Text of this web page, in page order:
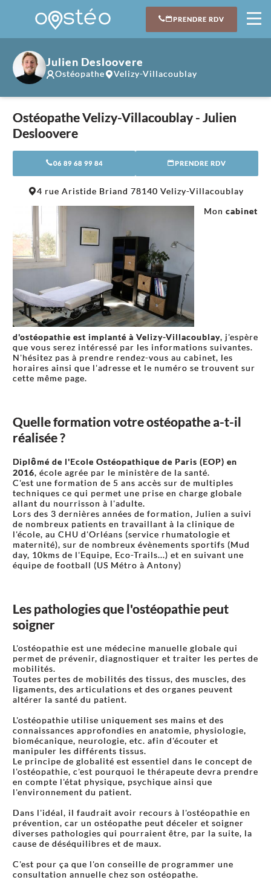
PRENDRE RDV
Julien Desloovere
Ostéopathe Velizy-Villacoublay
Ostéopathe Velizy-Villacoublay - Julien
Desloovere
06 89 68 99 84 PRENDRE RDV
−
4 rue Aristide Briand 78140 Velizy-Villacoublay
Mon cabinet
d'ostéopathie est implanté à Velizy-Villacoublay, j'espère
que vous serez intéressé par les informations suivantes.
N'hésitez pas à prendre rendez-vous au cabinet, les
horaires ainsi que l'adresse et le numéro se trouvent sur
cette même page.
Quelle formation votre ostéopathe a-t-il
réalisée ?
Diplômé de l'Ecole Ostéopathique de Paris (EOP) en
2016, école agrée par le ministère de la santé.
C'est une formation de 5 ans accès sur de multiples
techniques ce qui permet une prise en charge globale
allant du nourrisson à l'adulte.
Lors des 3 dernières années de formation, Julien a suivi
de nombreux patients en travaillant à la clinique de
l'école, au CHU d'Orléans (service rhumatologie et
maternité), sur de nombreux évènements sportifs (Mud
day, 10kms de l'Equipe, Eco-Trails...) et en suivant une
équipe de football (US Métro à Antony)
Les pathologies que l'ostéopathie peut
soigner
L'ostéopathie est une médecine manuelle globale qui
permet de prévenir, diagnostiquer et traiter les pertes de
mobilités.
Toutes pertes de mobilités des tissus, des muscles, des
ligaments, des articulations et des organes peuvent
altérer la santé du patient.
L'ostéopathie utilise uniquement ses mains et des
connaissances approfondies en anatomie, physiologie,
biomécanique, neurologie, etc. afin d'écouter et
manipuler les différents tissus.
Le principe de globalité est essentiel dans le concept de
l'ostéopathie, c'est pourquoi le thérapeute devra prendre
en compte l'état physique, psychique ainsi que
l'environnement du patient.
Dans l'idéal, il faudrait avoir recours à l'ostéopathie en
prévention, car un ostéopathe peut déceler et soigner
diverses pathologies qui pourraient être, par la suite, la
cause de déséquilibres et de maux.
C'est pour ça que l'on conseille de programmer une
consultation annuelle chez son ostéopathe.